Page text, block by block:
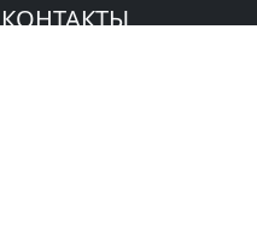
КОНТАКТЫ